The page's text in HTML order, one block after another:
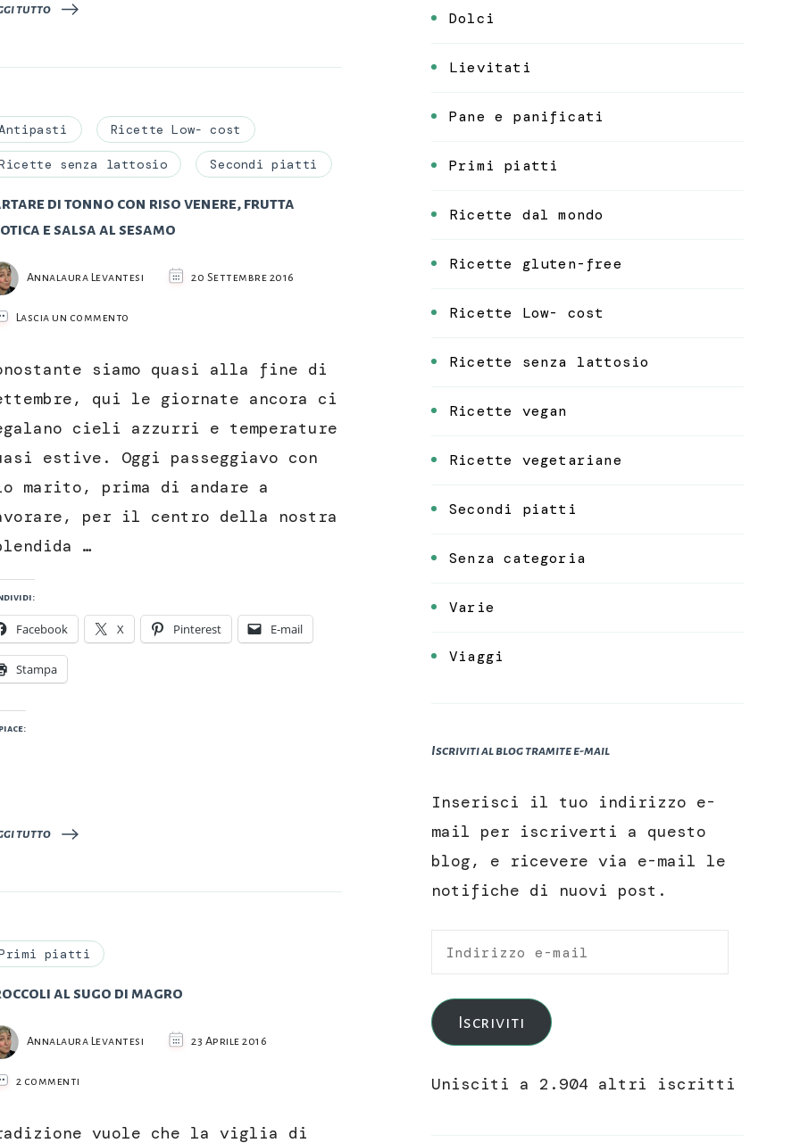
tutto
Ricette Low- cost
senza lattosio Secondi piatti
di tonno con riso venere, frutta
e salsa al sesamo
Annalaura Levantesi 20 Settembre 2016
Lascia un commento
tonno
con
venere,
esotica
e
al
siamo quasi alla fine di
qui le giornate ancora ci
cieli azzurri e temperature
estive. Oggi passeggiavo con
marito, prima di andare a
per il centro della nostra
…
Facebook X Pinterest E-mail
Stampa
tutto
piatti
al sugo di magro
Annalaura Levantesi 23 Aprile 2016
2 commenti
sugovuole che la viglia di
Dolci
Lievitati
Pane e panificati
Primi piatti
Ricette dal mondo
Ricette gluten-free
Ricette Low- cost
Ricette senza lattosio
Ricette vegan
Ricette vegetariane
Secondi piatti
Senza categoria
Varie
Viaggi
Iscriviti al blog tramite e-mail
Inserisci il tuo indirizzo e-
mail per iscriverti a questo
blog, e ricevere via e-mail le
notifiche di nuovi post.
Indirizzo
mail
Iscriviti
Unisciti a 2.904 altri iscritti